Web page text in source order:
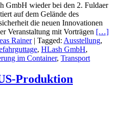
GmbH wieder bei den 2. Fuldaer
auf dem Gelände des
die neuen Innovationen
Veranstaltung mit Vorträgen […]
Rainer| Tagged: Ausstellung,
, HLash GmbH,
im Container, Transport
Produktion